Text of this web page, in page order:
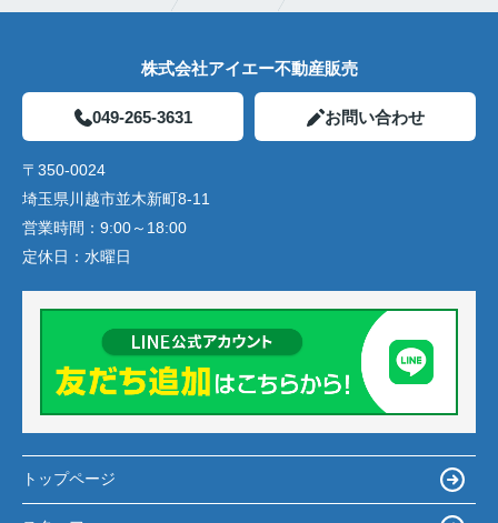
株式会社アイエー不動産販売
049-265-3631 お問い合わせ
〒350-0024
埼玉県川越市並木新町8-11
営業時間： 9:00～18:00
定休日： 水曜日
トップページ